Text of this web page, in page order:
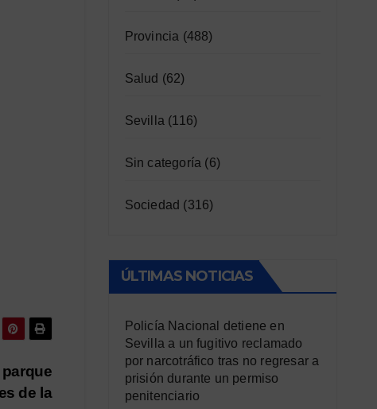
de la
Provincia (488)
Salud (62)
Sevilla (116)
Sin categoría (6)
Sociedad (316)
ÚLTIMAS NOTICIAS
Policía Nacional detiene en
Sevilla a un fugitivo reclamado
por narcotráfico tras no regresar a
prisión durante un permiso
penitenciario